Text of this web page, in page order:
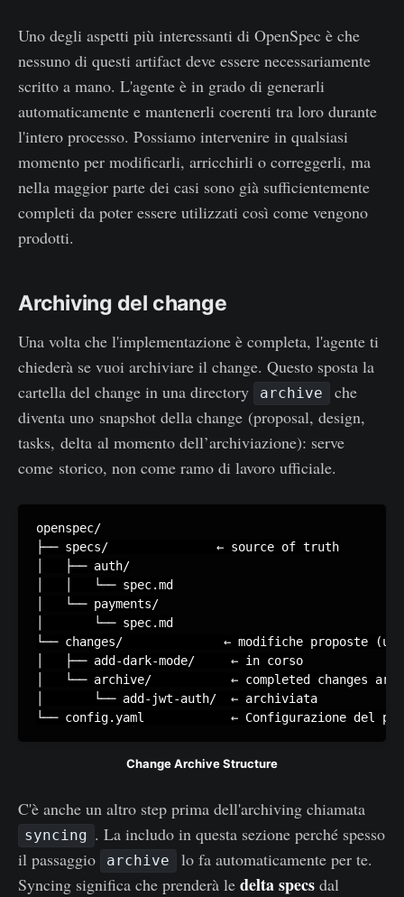
Uno degli aspetti più interessanti di OpenSpec è che
nessuno di questi artifact deve essere necessariamente
scritto a mano. L'agente è in grado di generarli
automaticamente e mantenerli coerenti tra loro durante
l'intero processo. Possiamo intervenire in qualsiasi
momento per modificarli, arricchirli o correggerli, ma
nella maggior parte dei casi sono già sufficientemente
completi da poter essere utilizzati così come vengono
prodotti.
Archiving del change
Una volta che l'implementazione è completa, l'agente ti
chiederà se vuoi archiviare il change. Questo sposta la
cartella del change in una directory
archive
che
diventa uno snapshot della change (proposal, design,
tasks, delta al momento dell’archiviazione): serve
come storico, non come ramo di lavoro ufficiale.
openspec/
├── specs/               ← source of truth
│   ├── auth/
│   │   └── spec.md
│   └── payments/
│       └── spec.md
└── changes/              ← modifiche proposte
│   ├── add-dark-mode/     ← in corso
│   └── archive/           ← completed changes
│       └── add-jwt-auth/  ← archiviata
└── config.yaml            ← Configurazione del
Change Archive Structure
C'è anche un altro step prima dell'archiving chiamata
syncing . La includo in questa sezione perché spesso
il passaggio
archive
lo fa automaticamente per te.
Syncing significa che prenderà le delta specs dal